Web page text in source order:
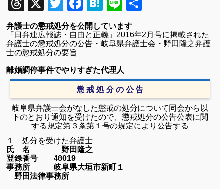
弁護士の懲戒処分を公開しています
「日弁連広報誌・自由と正義」 2016年2 月号に掲載された
弁護士の懲戒処分の公告・岐阜県弁護士会・野田隆之弁護
士の懲戒処分の要旨
離婚調停事件でやりすぎた代理人
懲 戒 処 分 の 公 告
岐阜県弁護士会がなした懲戒の処分について同会から以
下のとおり通知を受けたので、懲戒処分の公告公表に関
する規定第３条第１号の規定により公告する
１ 処分を受けた弁護士
氏 名 野田隆之
登録番号 48019
事務所 岐阜県大垣市新町１
野田法律事務所